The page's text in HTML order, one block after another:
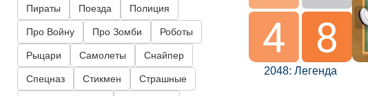
2048: Легенда
Пираты Поезда Полиция
Про Войну Про Зомби Роботы
Рыцари Самолеты Снайпер
Спецназ Стикмен Страшные